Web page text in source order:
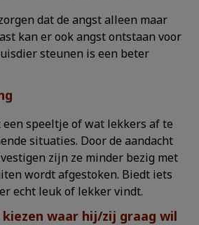
dat de angst alleen maar
kan er ook angst ontstaan voor
steunen is een beter
speeltje of wat lekkers af te
situaties. Door de aandacht
zijn ze minder bezig met
wordt afgestoken. Biedt iets
echt leuk of lekker vindt.
waar hij/zij graag wil